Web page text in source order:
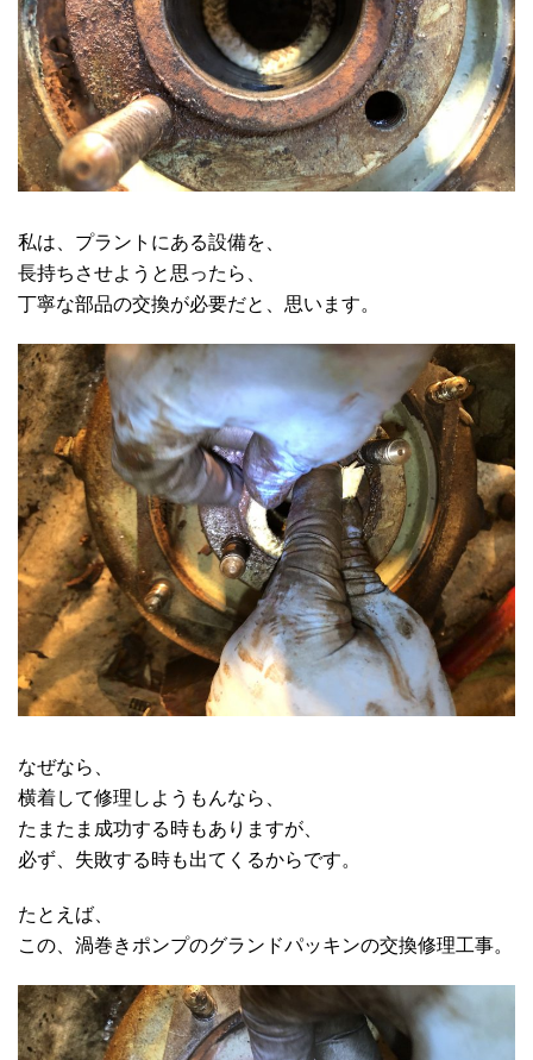
私は、プラントにある設備を、
長持ちさせようと思ったら、
丁寧な部品の交換が必要だと、思います。
なぜなら、
横着して修理しようもんなら、
たまたま成功する時もありますが、
必ず、失敗する時も出てくるからです。
たとえば、
この、渦巻きポンプのグランドパッキンの交換修理工事。